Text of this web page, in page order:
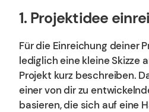
1. Projektidee
Für die Einreichung deiner
lediglich eine kleine Skizze
Projekt kurz beschreiben.
einer von dir zu
basieren, die sich auf eine